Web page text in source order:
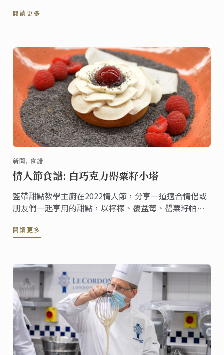
閱讀更多
新聞, 食譜
情人節食譜: 白巧克力罌粟籽小塔
藍帶甜點教學主廚在2022情人節，分享一道適合情侶或
朋友們一起享用的甜點，以檸檬、覆盆莓、罌粟籽帕林
風味甜點，和您一起慶祝情人節。
閱讀更多